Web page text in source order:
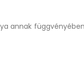
annak